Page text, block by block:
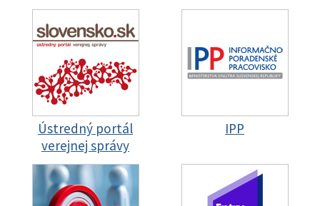
Ústredný portál
verejnej správy
IPP